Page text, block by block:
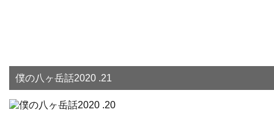
僕の八ヶ岳話2020 .21